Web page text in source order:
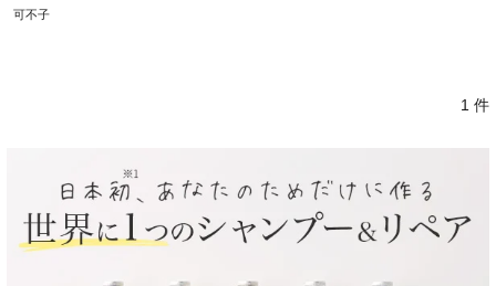
可不子
1 件